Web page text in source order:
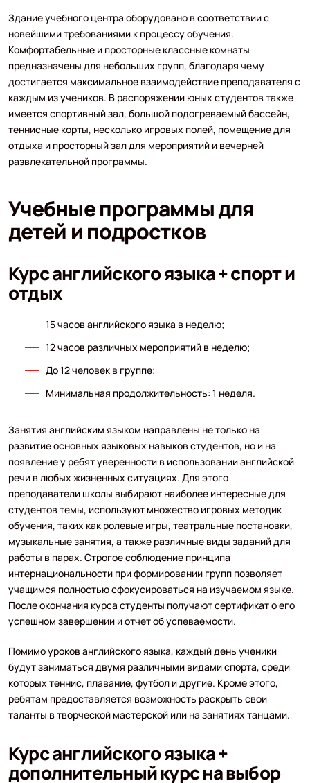
Здание учебного центра оборудовано в соответствии с
новейшими требованиями к процессу обучения.
Комфортабельные и просторные классные комнаты
предназначены для небольших групп, благодаря чему
достигается максимальное взаимодействие преподавателя с
каждым из учеников. В распоряжении юных студентов также
имеется спортивный зал, большой подогреваемый бассейн,
теннисные корты, несколько игровых полей, помещение для
отдыха и просторный зал для мероприятий и вечерней
развлекательной программы.
Учебные программы для
детей и подростков
Курс английского языка + спорт и
отдых
15 часов английского языка в неделю;
12 часов различных мероприятий в неделю;
До 12 человек в группе;
Минимальная продолжительность: 1 неделя.
Занятия английским языком направлены не только на
развитие основных языковых навыков студентов, но и на
появление у ребят уверенности в использовании английской
речи в любых жизненных ситуациях. Для этого
преподаватели школы выбирают наиболее интересные для
студентов темы, используют множество игровых методик
обучения, таких как ролевые игры, театральные постановки,
музыкальные занятия, а также различные виды заданий для
работы в парах. Строгое соблюдение принципа
интернациональности при формировании групп позволяет
учащимся полностью сфокусироваться на изучаемом языке.
После окончания курса студенты получают сертификат о его
успешном завершении и отчет об успеваемости.
Помимо уроков английского языка, каждый день ученики
будут заниматься двумя различными видами спорта, среди
которых теннис, плавание, футбол и другие. Кроме этого,
ребятам предоставляется возможность раскрыть свои
таланты в творческой мастерской или на занятиях танцами.
Курс английского языка +
дополнительный курс на выбор